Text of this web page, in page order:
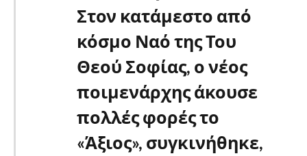
Στον κατάμεστο από
κόσμο Ναό της Του
Θεού Σοφίας, ο νέος
ποιμενάρχης άκουσε
πολλές φορές το
«Άξιος», συγκινήθηκε,